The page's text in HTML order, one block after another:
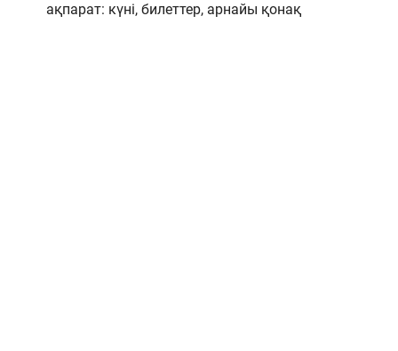
ақпарат: күні, билеттер, арнайы қонақ